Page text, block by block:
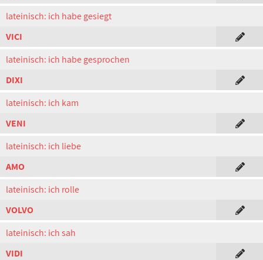
lateinisch: ich habe gesiegt
VICI
lateinisch: ich habe gesprochen
DIXI
lateinisch: ich kam
VENI
lateinisch: ich liebe
AMO
lateinisch: ich rolle
VOLVO
lateinisch: ich sah
VIDI